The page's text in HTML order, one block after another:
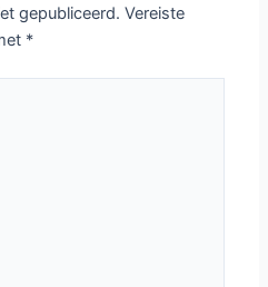
gepubliceerd. Vereiste
*